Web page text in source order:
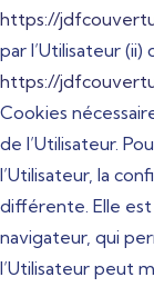
https://
par l’Utilisateur (ii)
https://
Cookies
de l’Utilisateur.
l’Utilisateur, la
différente. Elle est
navigateur, qui
l’Utilisateur peut